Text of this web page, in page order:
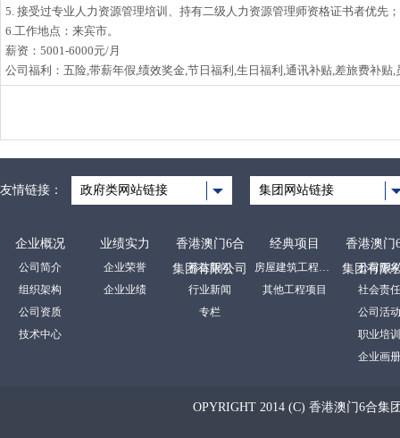
5. 接受过专业人力资源管理培训、持有二级人力资源管理师资格证书者优先；
6.工作地点：来宾市。
薪资：5001-6000元/月
公司福利：五险,带薪年假,绩效奖金,节日福利,生日福利,通讯补贴,差旅费补贴,
友情链接： 政府类网站链接 集团网站链接
企业概况
公司简介
组织架构
公司资质
技术中心
业绩实力
企业荣誉
企业业绩
香港澳门6合
集团有限公司
裕达新闻
行业新闻
专栏
经典项目
房屋建筑工程项目
其他工程项目
香港澳门
集团有限
公司形象
社会责任
公司活动
职业培训
企业画册
OPYRIGHT 2014 (C) 香港澳门6合集